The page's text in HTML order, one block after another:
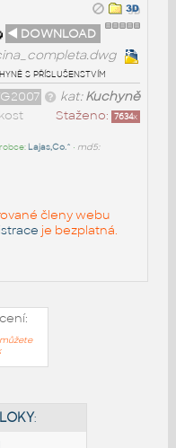
◄ DOWNLOAD
s příslušenstvím
kat:Kuchyně
Staženo: 7634x
Lajas,Co.^ • md5:
členy webu
je bezplatná.